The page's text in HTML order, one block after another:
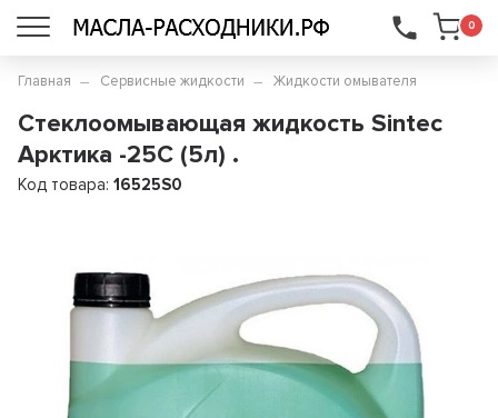
0
...
Главная Сервисные жидкости Жидкости омывателя
Стеклоомывающая жидкость Sintec
Арктика -25С (5л) .
Код товара:16525S0